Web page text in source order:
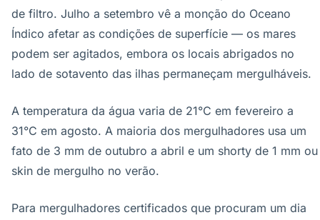
de filtro. Julho a setembro vê a monção do Oceano
Índico afetar as condições de superfície — os mares
podem ser agitados, embora os locais abrigados no
lado de sotavento das ilhas permaneçam mergulháveis.
A temperatura da água varia de 21°C em fevereiro a
31°C em agosto. A maioria dos mergulhadores usa um
fato de 3 mm de outubro a abril e um shorty de 1 mm ou
skin de mergulho no verão.
Para mergulhadores certificados que procuram um dia